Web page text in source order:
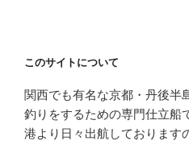
このサイトについて
関西でも有名な京都・丹後半
釣りをするための専門仕立船
港より日々出航しております